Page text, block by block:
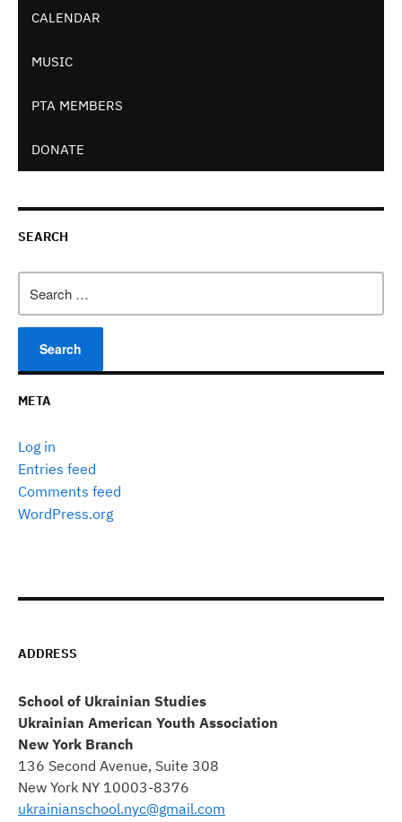
CALENDAR
MUSIC
PTA MEMBERS
DONATE
SEARCH
for:
META
Log in
Entries feed
Comments feed
WordPress.org
ADDRESS
School of Ukrainian Studies
Ukrainian American Youth Association
New York Branch
136 Second Avenue, Suite 308
New York NY 10003-8376
ukrainianschool.nyc@gmail.com